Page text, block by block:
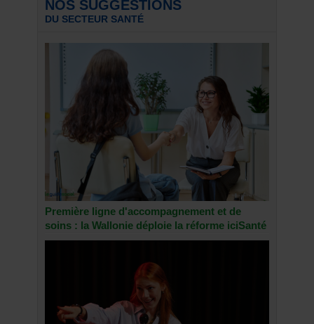
NOS SUGGESTIONS
DU SECTEUR SANTÉ
Première ligne d'accompagnement et de
soins : la Wallonie déploie la réforme iciSanté